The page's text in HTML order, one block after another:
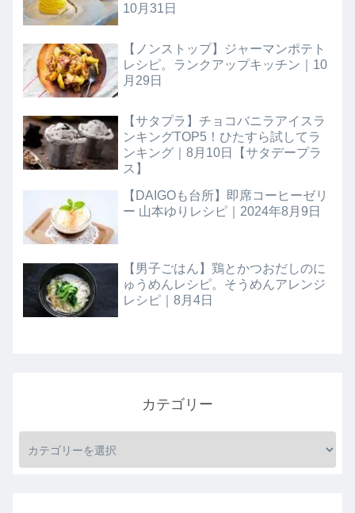
10月31日
【ノンストップ】ジャーマンポテト
レシピ。ランクアップキッチン｜10
月29日
【サタプラ】チョコバニラアイスラ
ンキングTOP5！ひたすら試してラ
ンキング｜8月10日【サタデープラ
ス】
【DAIGOも台所】即席コーヒーゼリ
ー 山本ゆりレシピ｜2024年8月9日
【男子ごはん】鶏とかつおだしのに
ゅうめんレシピ。そうめんアレンジ
レシピ｜8月4日
カテゴリー